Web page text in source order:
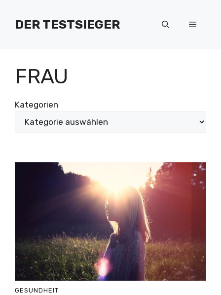
Inhalt
springenDER TESTSIEGER Menü
FRAU
Kategorien
GESUNDHEIT